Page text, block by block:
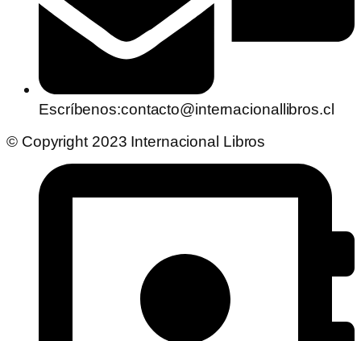
Escríbenos:contacto@internacionallibros.cl
© Copyright 2023 Internacional Libros